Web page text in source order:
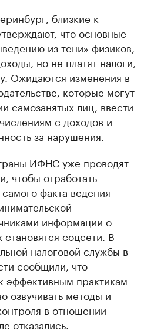
близкие к
что основные
из тени» физиков,
но не платят налоги,
Ожидаются изменения в
которые могут
самозанятых лиц, ввести
с доходов и
за нарушения.
ИФНС уже проводят
чтобы отработать
факта ведения
информации о
становятся соцсети. В
налоговой службы в
сообщили, что
эффективным практикам
озвучивать методы и
в отношении
отказались.